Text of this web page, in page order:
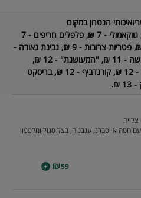
הנטחן במקום
בצל צרוב - 6 ₪, גווקאמולי - 7 ₪, פלפלים חריפים - 7
₪, ריבת בצל - 7 ₪, ביצת עין - 8 ₪, פטריות צרובות - 9 ₪, גבינת גאודה -
9 ₪, ריבת חלפיניו - 9 ₪, גבינת בושה - 11 ₪, "המעושנת" - 12 ₪,
פנצ'טה טלה - 12 ₪, גבינת צ'ידר - 12 ₪, קורנדביף - 12 ₪, בריסקט
חסה אייסברג, עגבניה, בצל סגול ומלפפון
₪59
+